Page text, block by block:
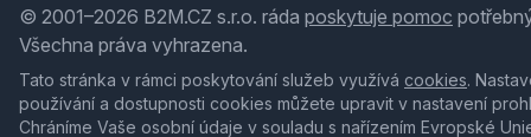
© 2001–2026 B2M.CZ s.r.o. ráda poskytuje pomoc
Všechna práva vyhrazena.
Tato stránka v rámci poskytování služeb využívá cookies.
používání a dostupnosti cookies můžete upravit v nastavení
Chráníme Vaše osobní údaje v souladu s nařízením Evropské